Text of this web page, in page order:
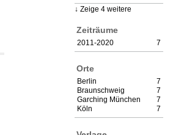
Zeige 4 weitere
Zeiträume
7
2011-2020
Orte
7
Berlin
7
Braunschweig
7
Garching München
7
Köln